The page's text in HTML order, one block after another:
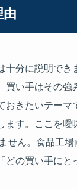
分に説明で
い手はその
きたいテー
す。ここを
せん。食品工
の買い手に